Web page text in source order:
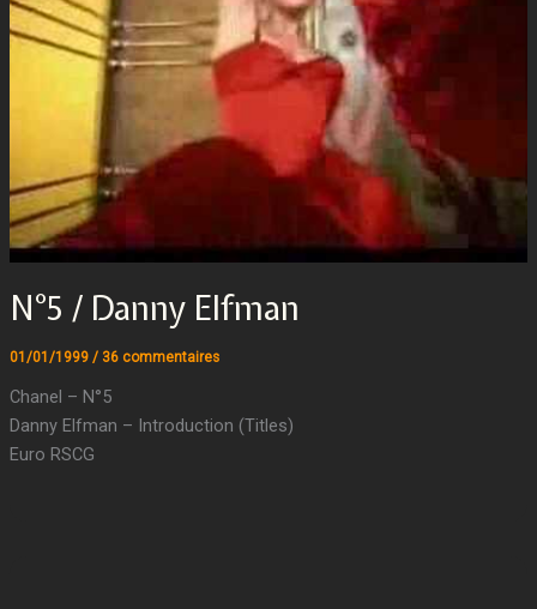
N°5 / Danny Elfman
01/01/1999 / 36 commentaires
Chanel – N°5
Danny Elfman – Introduction (Titles)
Euro RSCG